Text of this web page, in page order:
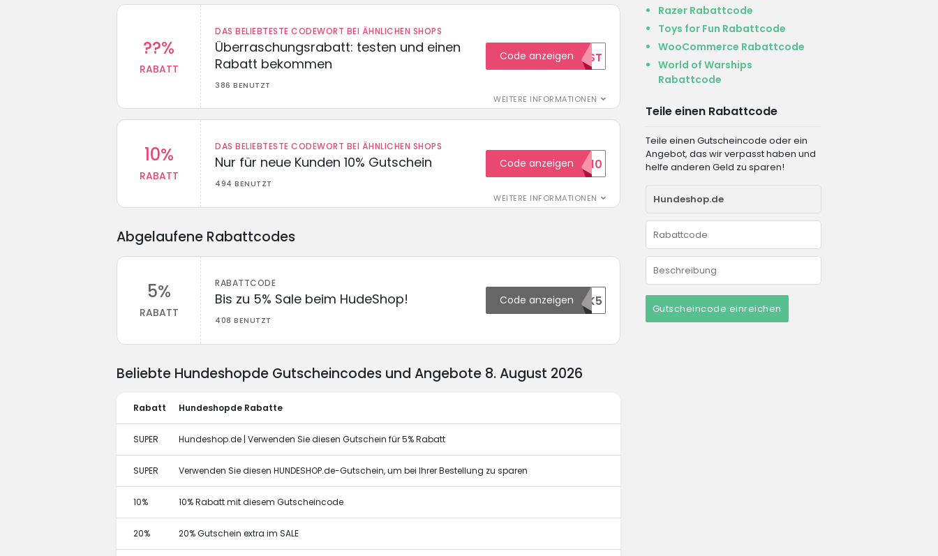
??%
RABATT
DAS BELIEBTESTE CODEWORT BEI ÄHNLICHEN SHOPS
Überraschungsrabatt: testen und einen
Rabatt bekommen
386 BENUTZT
WEITERE INFORMATIONEN
Code anzeigen TEST
10%
RABATT
DAS BELIEBTESTE CODEWORT BEI ÄHNLICHEN SHOPS
Nur für neue Kunden 10% Gutschein
494 BENUTZT
WEITERE INFORMATIONEN
Code anzeigen
WILKOMMEN10
Abgelaufene Rabattcodes
5%
RABATT
RABATTCODE
Bis zu 5% Sale beim HudeShop!
408 BENUTZT
Code anzeigen
154334OTK5
Razer Rabattcode
Toys for Fun Rabattcode
WooCommerce Rabattcode
World of Warships
Rabattcode
Teile einen Rabattcode
Teile einen Gutscheincode oder ein
Angebot, das wir verpasst haben und
helfe anderen Geld zu sparen!
Gutscheincode einreichen
Beliebte Hundeshopde Gutscheincodes und Angebote 8. August 2026
Rabatt Hundeshopde Rabatte
SUPER Hundeshop.de | Verwenden Sie diesen Gutschein für 5% Rabatt
SUPER Verwenden Sie diesen HUNDESHOP.de-Gutschein, um bei Ihrer Bestellung zu sparen
10% 10% Rabatt mit diesem Gutscheincode
20% 20% Gutschein extra im SALE